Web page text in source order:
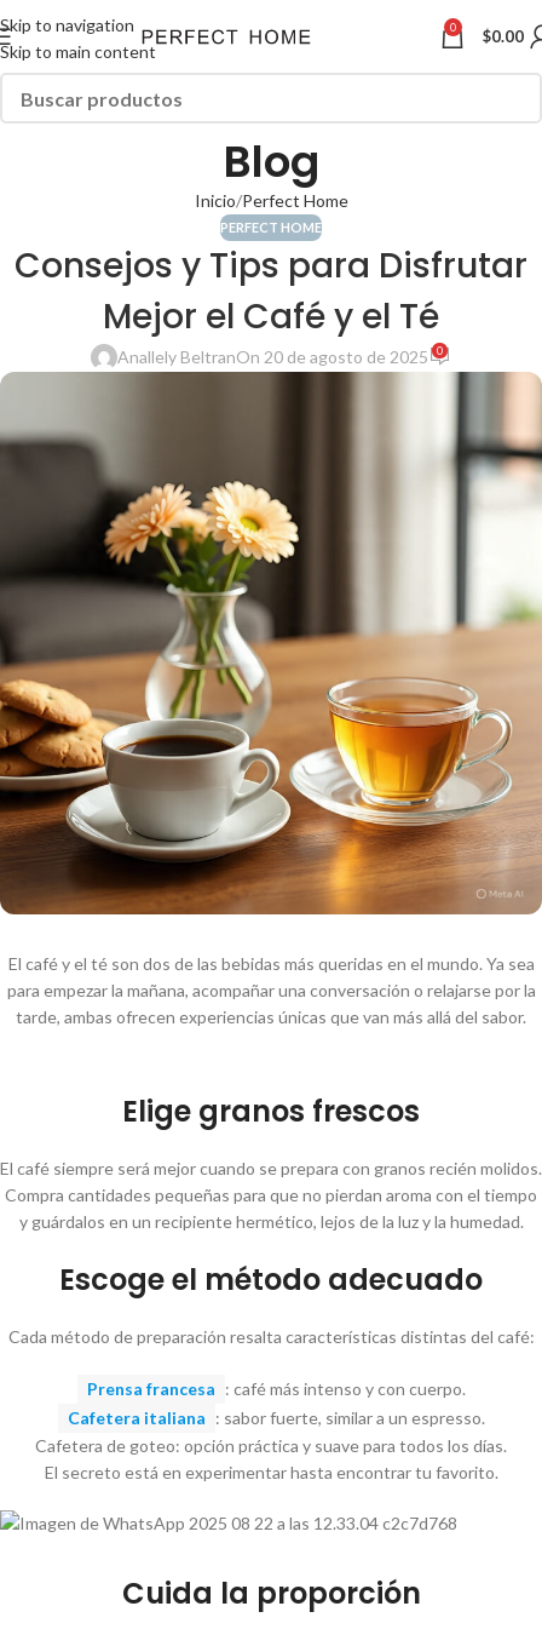
Skip to navigation
Skip to main content
0 $0.00
Blog
Inicio Perfect Home
PERFECT HOME
Consejos y Tips para Disfrutar
Mejor el Café y el Té
Anallely BeltranOn 20 de agosto de 2025 0
El café y el té son dos de las bebidas más queridas en el mundo. Ya sea
para empezar la mañana, acompañar una conversación o relajarse por la
tarde, ambas ofrecen experiencias únicas que van más allá del sabor.
Elige granos frescos
El café siempre será mejor cuando se prepara con granos recién molidos.
Compra cantidades pequeñas para que no pierdan aroma con el tiempo
y guárdalos en un recipiente hermético, lejos de la luz y la humedad.
Escoge el método adecuado
Cada método de preparación resalta características distintas del café:
Prensa francesa : café más intenso y con cuerpo.
Cafetera italiana : sabor fuerte, similar a un espresso.
Cafetera de goteo: opción práctica y suave para todos los días.
El secreto está en experimentar hasta encontrar tu favorito.
Cuida la proporción